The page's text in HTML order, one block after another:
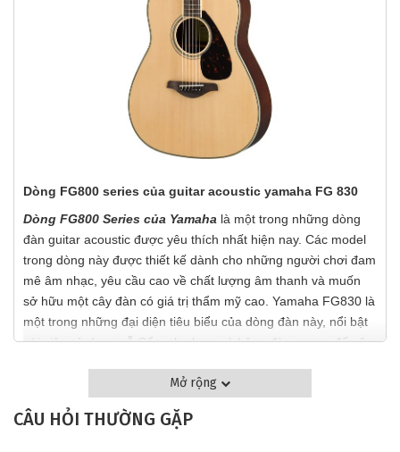
Dòng FG800 series của guitar acoustic yamaha FG 830
Dòng FG800 Series của Yamaha là một trong những dòng
đàn guitar acoustic được yêu thích nhất hiện nay. Các model
trong dòng này được thiết kế dành cho những người chơi đam
mê âm nhạc, yêu cầu cao về chất lượng âm thanh và muốn
sở hữu một cây đàn có giá trị thẩm mỹ cao. Yamaha FG830 là
một trong những đại diện tiêu biểu của dòng đàn này, nổi bật
với việc sử dụng gỗ Cẩm cho lưng và hông đàn, mang đến âm
THÔNG SỐ KỸ THUẬT CỦA GUITAR ACOUSTIC
Mở rộng
CÂU HỎI THƯỜNG GẶP